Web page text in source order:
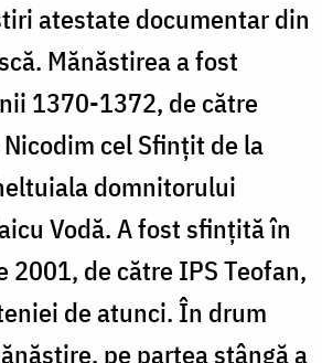
atestate documentar din
Mănăstirea a fost
1370-1372, de către
cel Sfințit de la
domnitorului
Vodă. A fost sfințită în
2001, de către IPS Teofan,
de atunci. În drum
pe partea stângă a